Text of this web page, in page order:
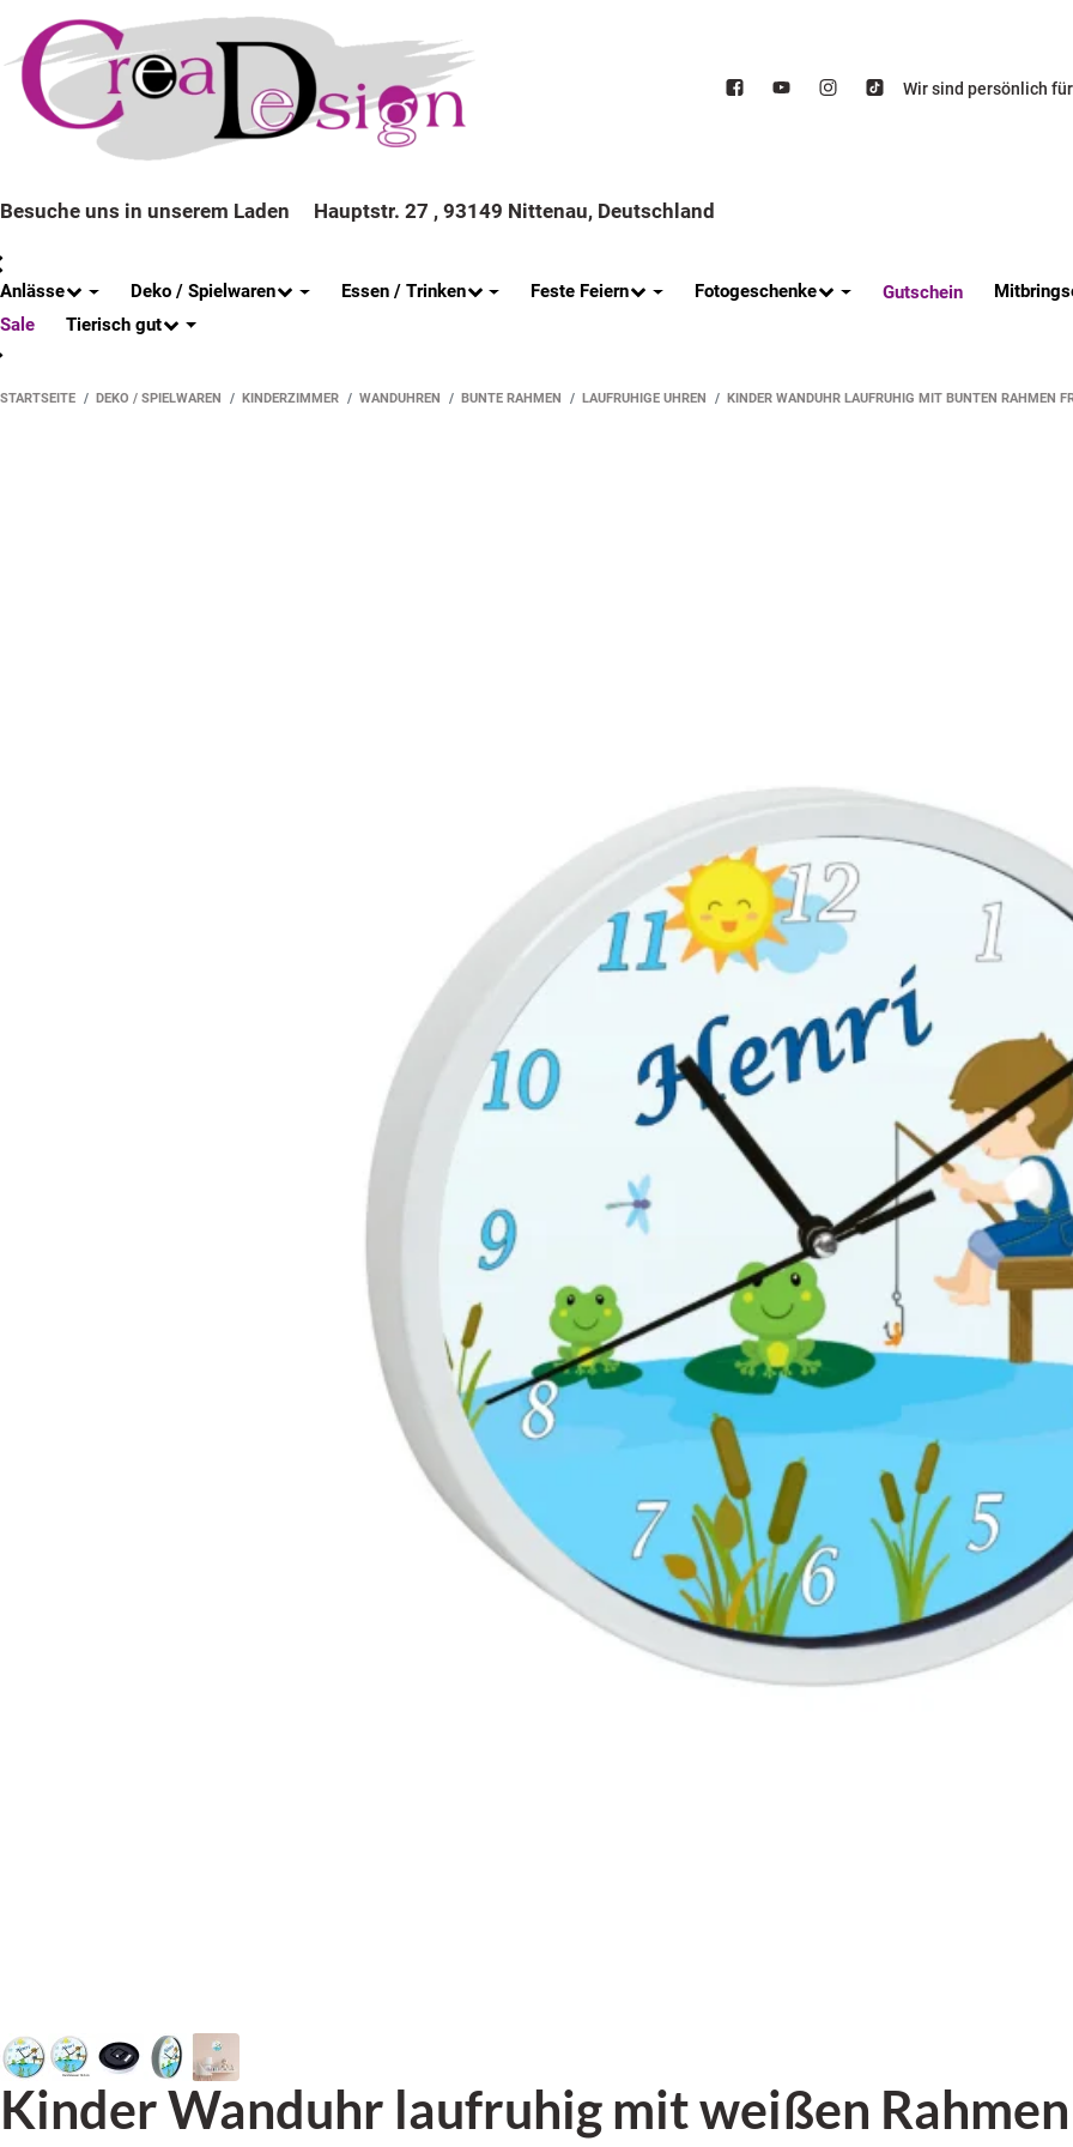
Wir sind persönlich
Besuche uns in unserem Laden Hauptstr. 27 , 93149 Nittenau, Deutschland
Anlässe Deko / Spielwaren Essen / Trinken Feste Feiern Fotogeschenke Gutschein
Sale
Tierisch gut
STARTSEITE DEKO / SPIELWAREN KINDERZIMMER WANDUHREN BUNTE RAHMEN LAUFRUHIGE UHREN KINDER WANDUHR LAUFRUHIG MIT BUNTEN RAHMEN
Kinder Wanduhr laufruhig mit weißen